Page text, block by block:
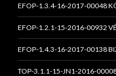
EFOP-1.3.4-16-2017-00048
EFOP-1.2.1-15-2016-00932
EFOP-1.4.3-16-2017-00138
TOP-3.1.1-15-JN1-2016-00008